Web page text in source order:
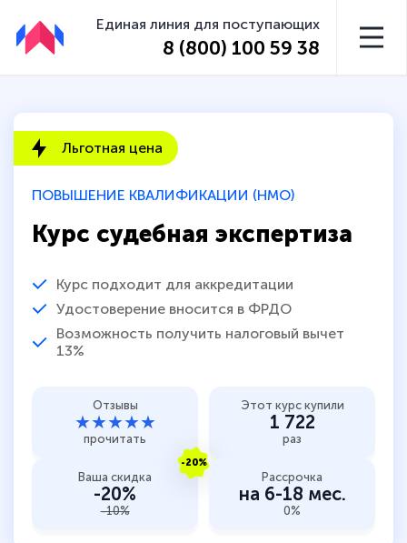
Единая линия для поступающих
8 (800) 100 59 38
ПОВЫШЕНИЕ КВАЛИФИКАЦИИ (НМО)
Курс судебная экспертиза
Курс подходит для аккредитации
Удостоверение вносится в ФРДО
Возможность получить налоговый вычет
13%
Льготная цена
Отзывы
★★★★★
прочитать
Этот курс купили
1 722
раз
-20%
Ваша скидка
-20%
-10%
Рассрочка
на 6-18 мес.
0%